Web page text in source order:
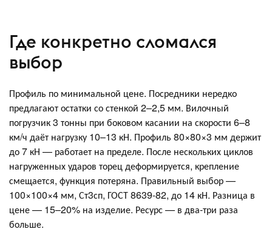
Где конкретно сломался
выбор
Профиль по минимальной цене. Посредники нередко
предлагают остатки со стенкой 2–2,5 мм. Вилочный
погрузчик 3 тонны при боковом касании на скорости 6–8
км/ч даёт нагрузку 10–13 кН. Профиль 80×80×3 мм держит
до 7 кН — работает на пределе. После нескольких циклов
нагруженных ударов торец деформируется, крепление
смещается, функция потеряна. Правильный выбор —
100×100×4 мм, Ст3сп, ГОСТ 8639-82, до 14 кН. Разница в
цене — 15–20% на изделие. Ресурс — в два-три раза
больше.